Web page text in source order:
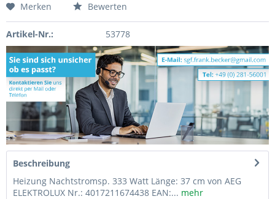
Merken Bewerten
Artikel-Nr.: 53778
Beschreibung
Heizung Nachtstromsp. 333 Watt Länge: 37 cm von AEG
ELEKTROLUX Nr.: 4017211674438 EAN:... mehr